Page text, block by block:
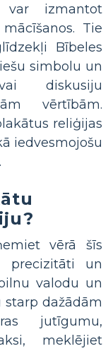
var izmantot
Tie
Bībeles
simbolu un
diskusiju
vērtībām.
reliģijas
iedvesmojošu
vērā šīs
precizitāti un
valodu un
dažādām
jutīgumu,
meklējiet